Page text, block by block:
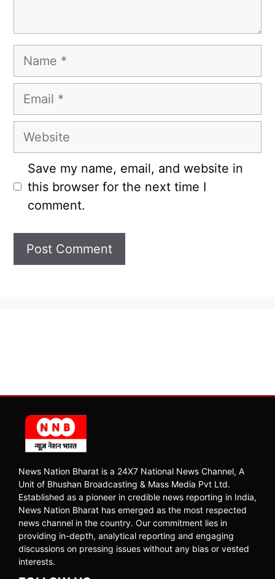
Name
Email
Website
Save my name, email, and website in
this browser for the next time I
comment.
News Nation Bharat is a 24X7 National News Channel, A
Unit of Bhushan Broadcasting & Mass Media Pvt Ltd.
Established as a pioneer in credible news reporting in India,
News Nation Bharat has emerged as the most respected
news channel in the country. Our commitment lies in
providing in-depth, analytical reporting and engaging
discussions on pressing issues without any bias or vested
interests.